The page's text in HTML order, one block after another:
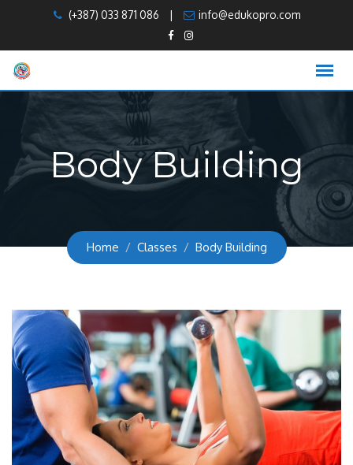
content
(+387) 033 871 086 | info@edukopro.com
Body Building
Home Classes Body Building